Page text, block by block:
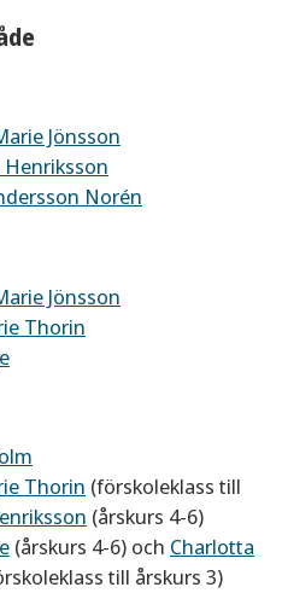
Jönsson
Henriksson
Norén
Jönsson
Thorin
Thorin (förskoleklass till
(årskurs 4-6)
(årskurs 4-6) och Charlotta
till årskurs 3)